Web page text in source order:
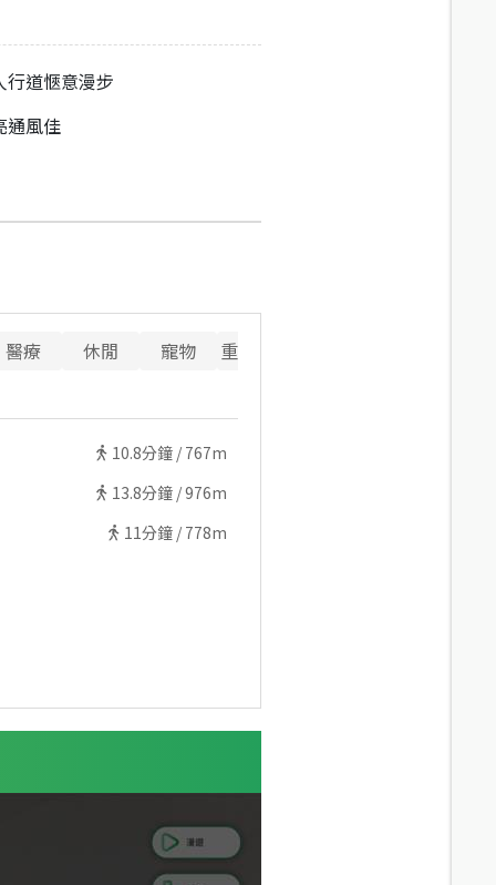
行道愜意漫步
通風佳
醫療 休閒 寵物 重要設施
10.8分鐘 / 767m
13.8分鐘 /976m
11分鐘 / 778m